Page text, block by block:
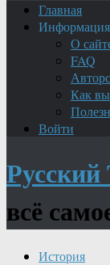
Главная
Информация
О
FAQ
Как
Войти
всё
История